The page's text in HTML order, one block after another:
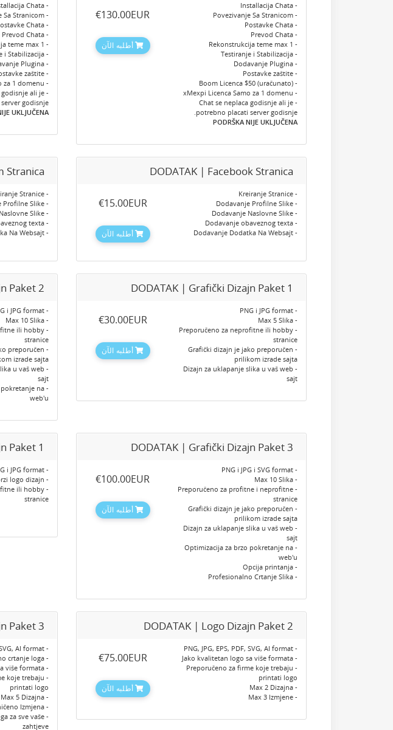
- Installacija Chata
- Povezivanje Sa Stranicom
- Postavke Chata
- Prevod Chata
- Rekonstrukcija teme max 1
- Testiranje i Stabilizacija
- Dodavanje Plugina
- Postavke zaštite
- Boom Licenca $50 (uračunato)
- xMexpi Licenca Samo za 1 domenu
- Chat se neplaca godisnje ali je
potrebno placati server godisnje.
PODRŠKA NIJE UKLJUČENA
‎€130.00EUR
أطلبه الآن
- Installacija Chata
- Povezivanje Sa Stranicom
- Postavke Chata
- Prevod Chata
- Rekonstrukcija teme max 1
- Testiranje i Stabilizacija
- Dodavanje Plugina
- Postavke zaštite
- xMexpi Licenca Samo za 1 domenu
godisnje ali je
godisnje.
UKLJUČENA
DODATAK | Facebook Stranica
- Kreiranje Stranice
- Dodavanje Profilne Slike
- Dodavanje Naslovne Slike
- Dodavanje obaveznog texta
- Dodavanje Dodatka Na Websajt
‎€15.00EUR
أطلبه الآن
Stranica
- Kreiranje Stranice
- Dodavanje Profilne Slike
- Dodavanje Naslovne Slike
- Dodavanje obaveznog texta
- Dodavanje Dodatka Na Websajt
DODATAK | Grafički Dizajn Paket 1
- PNG i JPG format
- Max 5 Slika
- Preporučeno za neprofitne ili hobby
stranice
- Grafički dizajn je jako preporučen
prilikom izrade sajta
- Dizajn za uklapanje slika u vaš web
sajt
‎€30.00EUR
أطلبه الآن
Paket 2
- PNG i JPG format
- Max 10 Slika
ili hobby
stranice
preporučen
izrade sajta
u vaš web
sajt
pokretanje na
web'u
DODATAK | Grafički Dizajn Paket 3
- PNG i JPG i SVG format
- Max 10 Slika
- Preporučeno za profitne i neprofitne
stranice
- Grafički dizajn je jako preporučen
prilikom izrade sajta
- Dizajn za uklapanje slika u vaš web
sajt
- Optimizacija za brzo pokretanje na
web'u
- Opcija printanja
- Profesionalno Crtanje Slika
‎€100.00EUR
أطلبه الآن
Paket 1
- PNG i JPG format
- Obični brzi logo dizajn
ili hobby
stranice
DODATAK | Logo Dizajn Paket 2
- PNG, JPG, EPS, PDF, SVG, AI format
- Jako kvalitetan logo sa više formata
- Preporučeno za firme koje trebaju
printati logo
- Max 2 Dizajna
- Max 3 Izmjene
‎€75.00EUR
أطلبه الآن
Paket 3
- PNG, JPG, EPS, PDF, SVG, AI format
- Profesionalno crtanje loga
- Jako kvalitetan logo sa više formata
koje trebaju
printati logo
- Max 5 Dizajna
- Neograničeno Izmjena
za sve vaše
zahtjeve